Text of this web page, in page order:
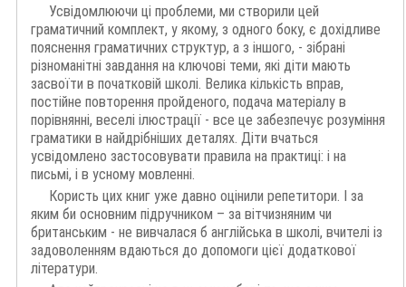
Усвідомлюючи ці проблеми, ми створили цей
граматичний комплект, у якому, з одного боку, є дохідливе
пояснення граматичних структур, а з іншого, - зібрані
різноманітні завдання на ключові теми, які діти мають
засвоїти в початковій школі. Велика кількість вправ,
постійне повторення пройденого, подача матеріалу в
порівнянні, веселі ілюстрації - все це забезпечує розуміння
граматики в найдрібніших деталях. Діти вчаться
усвідомлено застосовувати правила на практиці: і на
письмі, і в усному мовленні.
Користь цих книг уже давно оцінили репетитори. І за
яким би основним підручником – за вітчизняним чи
британським - не вивчалася б англійська в школі, вчителі із
задоволенням вдаються до допомоги цієї додаткової
літератури.